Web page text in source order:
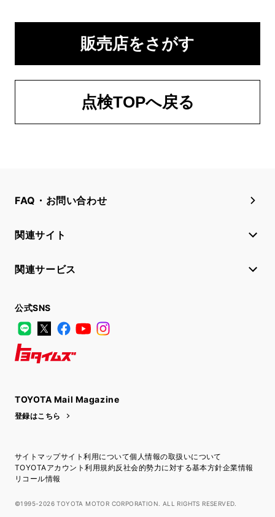
販売店をさがす
点検TOPへ戻る
FAQ・お問い合わせ
関連サイト
関連サービス
公式SNS
LINE
X FacebookYouTube
TOYOTA Mail Magazine
登録はこちら
サイトマップサイト利用について個人情報の取扱いについて
TOYOTAアカウント利用規約反社会的勢力に対する基本方針企業情報
リコール情報
©1995-2026 TOYOTA MOTOR CORPORATION. ALL RIGHTS RESERVED.